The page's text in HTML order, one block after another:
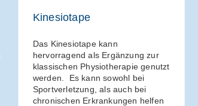
Kinesiotape
Das Kinesiotape kann
hervorragend als Ergänzung zur
klassischen Physiotherapie genutzt
werden. Es kann sowohl bei
Sportverletzung, als auch bei
chronischen Erkrankungen helfen